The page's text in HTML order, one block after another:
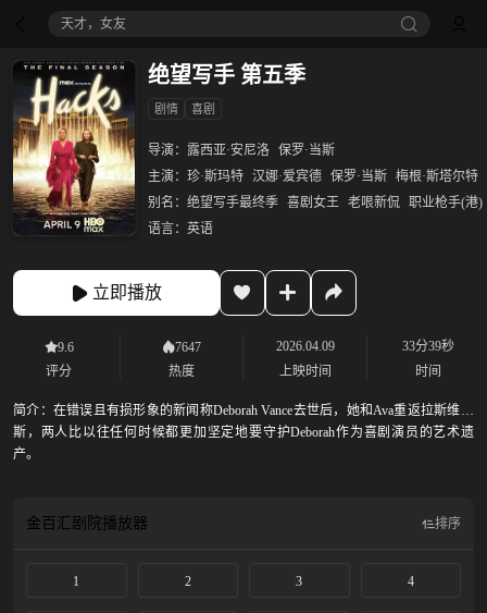
天才，女友
绝望写手 第五季
剧情 喜剧
导演： 露西亚·安尼洛 保罗·当斯
主演： 珍·斯玛特 汉娜·爱宾德 保罗·当斯 梅根·斯塔尔特
别名： 绝望写手最终季 喜剧女王 老哏新侃 职业枪手(港)
语言： 英语
立即播放
9.6
评分
7647
热度
2026.04.09
上映时间
33分39秒
时间
简介： 在错误且有损形象的新闻称Deborah Vance去世后，她和Ava重返拉斯维加
斯，两人比以往任何时候都更加坚定地要守护Deborah作为喜剧演员的艺术遗
产。
金百汇剧院播放器 排序
1 2 3 4